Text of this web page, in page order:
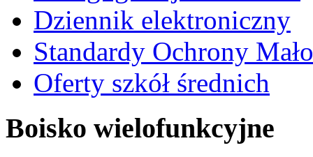
Dziennik elektroniczny
Standardy Ochrony
Oferty szkół średnich
Boisko wielofunkcyjne